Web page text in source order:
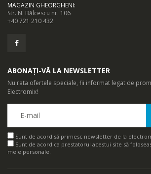
MAGAZIN GHEORGHENI:
Str. N. Bălcescu nr. 106
+40 721 210 432
ABONAȚI-VĂ LA NEWSLETTER
Nu rata ofertele speciale, fii informat legat de
Electromix!
Sunt de acord să primesc newsletter de la
Sunt de acord ca prestatorul acestui site să
mele personale.